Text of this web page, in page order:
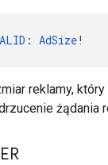
: AdSize!
reklamy,
żądania